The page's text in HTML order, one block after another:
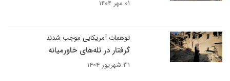
۰۱ مهر ۱۴۰۴
توهمات آمریکایی موجب شدند
گرفتار در تله‌های خاورمیانه
۳۱ شهریور ۱۴۰۴